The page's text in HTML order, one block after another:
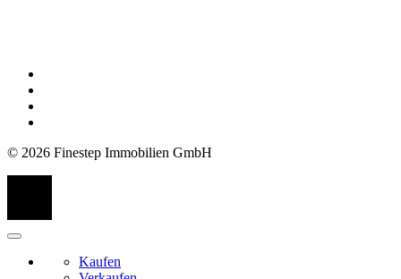
© 2026 Finestep Immobilien GmbH
Kaufen